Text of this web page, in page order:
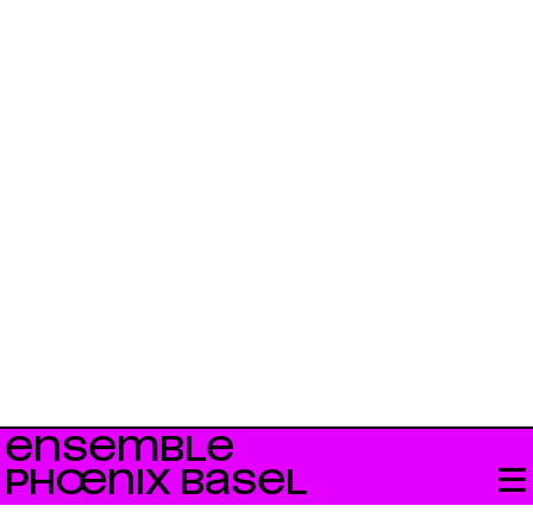
ENSEMBLE
PHŒNIX BASEL